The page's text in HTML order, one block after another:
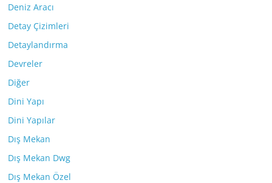
Deniz Aracı
Detay Çizimleri
Detaylandırma
Devreler
Diğer
Dini Yapı
Dini Yapılar
Dış Mekan
Dış Mekan Dwg
Dış Mekan Özel